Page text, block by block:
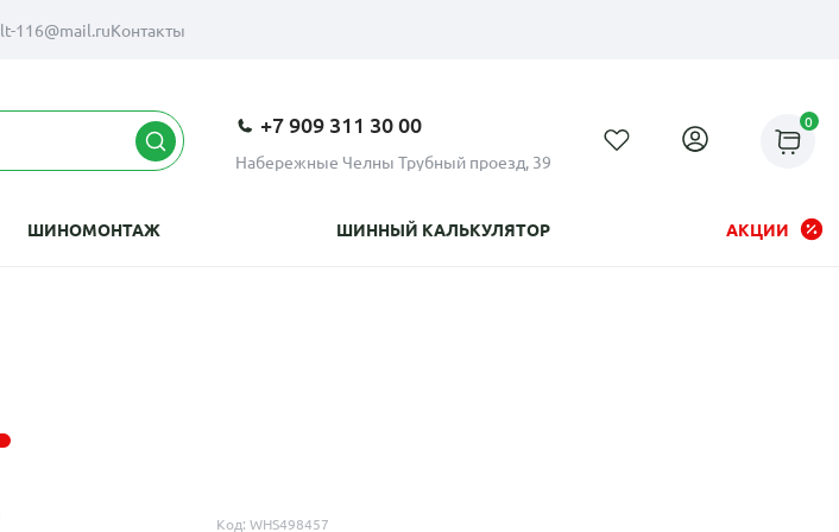
lt-116@mail.ruКонтакты
+7 909 311 30 00
Набережные Челны Трубный проезд, 39
0
ШИНОМОНТАЖ ШИННЫЙ КАЛЬКУЛЯТОР АКЦИИ
Код: WHS498457